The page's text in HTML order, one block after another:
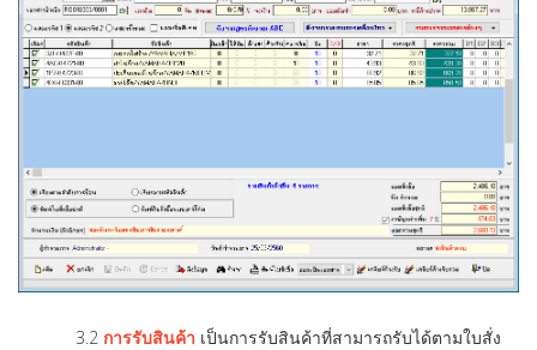
3.2 การรับสินค้า เป็นการรับสินค้าที่สามารถรับได้ตามใบสั่ง